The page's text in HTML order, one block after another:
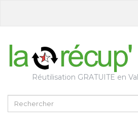
Réutilisation GRATUITE en